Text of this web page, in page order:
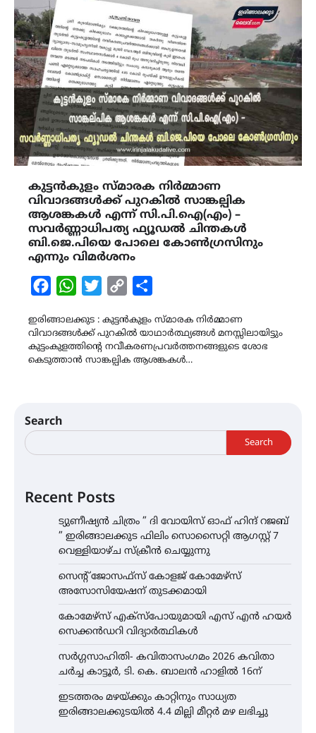
കുട്ടൻകുളം സ്മാരക നിർമ്മാണ
വിവാദങ്ങൾക്ക് പുറകിൽ സാങ്കല്പിക
ആശങ്കകൾ എന്ന് സി.പി.ഐ(എം) –
സവർണ്ണാധിപത്യ ഫ്യൂഡൽ ചിന്തകൾ
ബി.ജെ.പിയെ പോലെ കോൺഗ്രസിനും
എന്നും വിമർശനം
FacebookWhatsAppTwitterCopy
ഇരിങ്ങാലക്കുട : കുട്ടൻകുളം സ്മാരക നിർമ്മാണ
വിവാദങ്ങൾക്ക് പുറകിൽ യാഥാർത്ഥ്യങ്ങൾ മനസ്സിലായിട്ടും
കുട്ടംകുളത്തിൻ്റെ നവീകരണപ്രവർത്തനങ്ങളുടെ ശോഭ
കെടുത്താൻ സാങ്കല്പിക ആശങ്കകൾ…
Search
Search
Recent Posts
ട്യുണീഷ്യൻ ചിത്രം ” ദി വോയിസ് ഓഫ് ഹിന്ദ് റജബ്
” ഇരിങ്ങാലക്കുട ഫിലിം സൊസൈറ്റി ആഗസ്റ്റ് 7
വെള്ളിയാഴ്ച സ്‌ക്രീൻ ചെയ്യുന്നു
സെന്റ് ജോസഫ്സ് കോളജ് കോമേഴ്‌സ്
അസോസിയേഷന് തുടക്കമായി
കോമേഴ്സ് എക്സ്പോയുമായി എസ് എൻ ഹയർ
സെക്കൻഡറി വിദ്യാർത്ഥികൾ
സർഗ്ഗസാഹിതി- കവിതാസംഗമം 2026 കവിതാ
ചർച്ച കാട്ടൂർ, ടി. കെ. ബാലൻ ഹാളിൽ 16ന്
ഇടത്തരം മഴയ്ക്കും കാറ്റിനും സാധ്യത
ഇരിങ്ങാലക്കുടയിൽ 4.4 മില്ലി മീറ്റർ മഴ ലഭിച്ചു